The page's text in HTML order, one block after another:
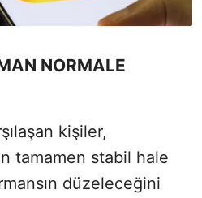
NORMALE
kişiler,
tamamen stabil hale
düzeleceğini